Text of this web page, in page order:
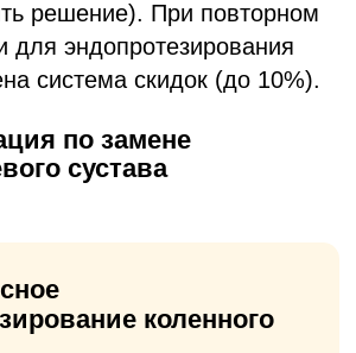
кровать с